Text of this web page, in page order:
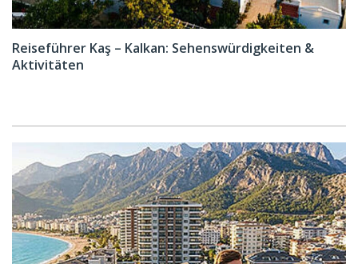
Reiseführer Kaş – Kalkan: Sehenswürdigkeiten &
Aktivitäten